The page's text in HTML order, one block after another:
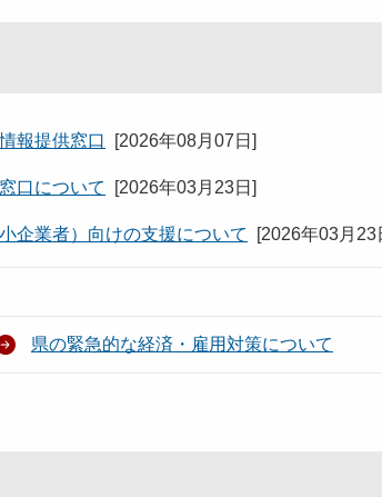
報提供窓口 [2026年08月07日 ]
口について [2026年03月23日 ]
企業者）向けの支援について [2026年03月23
県の緊急的な経済・雇用対策について